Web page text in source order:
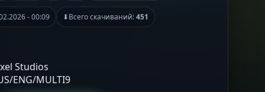
- 00:09 ⬇Всего скачиваний:451
Studios
ENG/MULTI9